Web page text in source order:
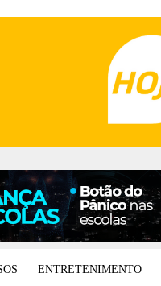
ENTRETENIMENTO